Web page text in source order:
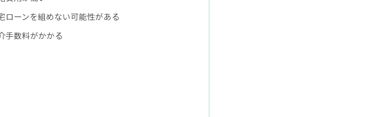
ーンを組めない可能性がある
手数料がかかる